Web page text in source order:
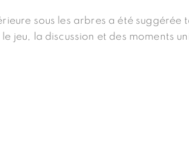
sous les arbres a été suggérée
jeu, la discussion et des moments